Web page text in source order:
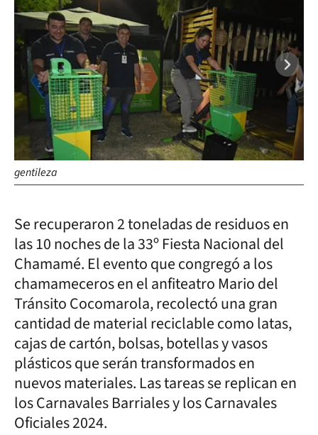
gentileza
Se recuperaron 2 toneladas de residuos en
las 10 noches de la 33º Fiesta Nacional del
Chamamé. El evento que congregó a los
chamameceros en el anfiteatro Mario del
Tránsito Cocomarola, recolectó una gran
cantidad de material reciclable como latas,
cajas de cartón, bolsas, botellas y vasos
plásticos que serán transformados en
nuevos materiales. Las tareas se replican en
los Carnavales Barriales y los Carnavales
Oficiales 2024.